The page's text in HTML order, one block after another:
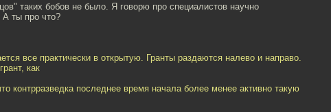
таких бобов не было. Я говорю про специалистов научно
А ты про что?
все практически в открытую. Гранты раздаются налево и направо.
как
контрразведка последнее время начала более менее активно такую